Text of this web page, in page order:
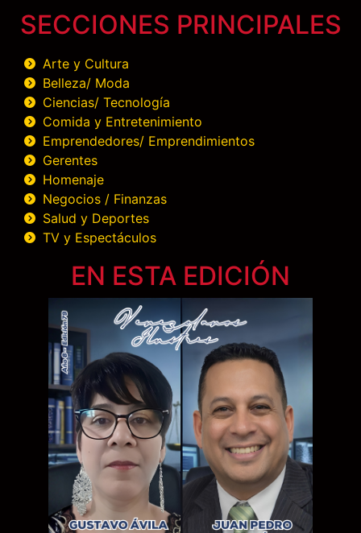
SECCIONES PRINCIPALES
Arte y Cultura
Belleza/ Moda
Ciencias/ Tecnología
Comida y Entretenimiento
Emprendedores/ Emprendimientos
Gerentes
Homenaje
Negocios / Finanzas
Salud y Deportes
TV y Espectáculos
EN ESTA EDICIÓN